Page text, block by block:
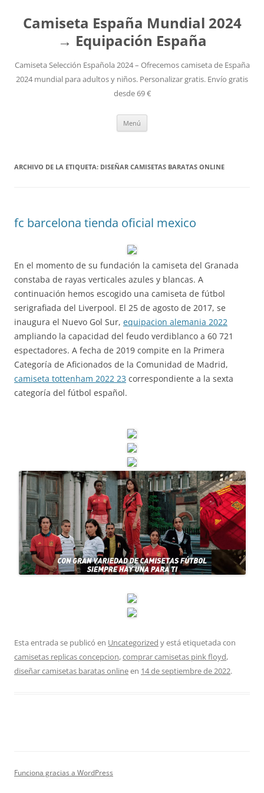
Camiseta España Mundial 2024
→ Equipación España
Camiseta Selección Española 2024 – Ofrecemos camiseta de España
2024 mundial para adultos y niños. Personalizar gratis. Envío gratis
desde 69 €
Menú
ARCHIVO DE LA ETIQUETA: DISEÑAR CAMISETAS BARATAS ONLINE
fc barcelona tienda oficial mexico
En el momento de su fundación la camiseta del Granada
constaba de rayas verticales azules y blancas. A
continuación hemos escogido una camiseta de fútbol
serigrafiada del Liverpool. El 25 de agosto de 2017, se
inaugura el Nuevo Gol Sur, equipacion alemania 2022
ampliando la capacidad del feudo verdiblanco a 60 721
espectadores. A fecha de 2019 compite en la Primera
Categoría de Aficionados de la Comunidad de Madrid,
camiseta tottenham 2022 23 correspondiente a la sexta
categoría del fútbol español.
Esta entrada se publicó en Uncategorized y está etiquetada con
camisetas replicas concepcion,comprar camisetas pink floyd,
diseñar camisetas baratas onlineen 14 de septiembre de 2022.
Funciona gracias a WordPress